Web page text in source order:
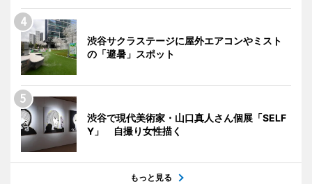
渋谷サクラステージに屋外エアコンやミスト
の「避暑」スポット
渋谷で現代美術家・山口真人さん個展「SELF
Y」 自撮り女性描く
もっと見る